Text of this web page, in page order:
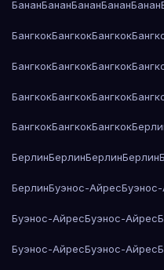
БананБананБананБананБанан
БангкокБангкокБангкок
БангкокБангкокБангкок
БангкокБангкокБангкок
БангкокБангкокБангкок
БерлинБерлинБерлинБерлин
БерлинБуэнос-Айрес
Буэнос-АйресБуэнос-Айрес
Буэнос-АйресБуэнос-Айрес